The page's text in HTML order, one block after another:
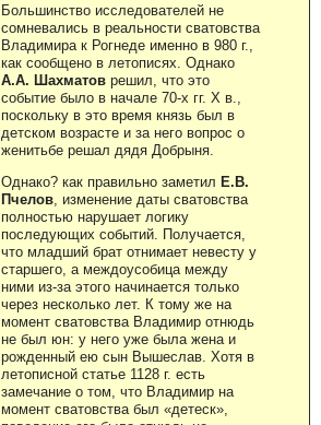
Большинство исследователей не
сомневались в реальности сватовства
Владимира к Рогнеде именно в 980 г.,
как сообщено в летописях. Однако
А.А. Шахматов решил, что это
событие было в начале 70-х гг. Х в.,
поскольку в это время князь был в
детском возрасте и за него вопрос о
женитьбе решал дядя Добрыня.
Однако? как правильно заметил Е.В.
Пчелов , изменение даты сватовства
полностью нарушает логику
последующих событий. Получается,
что младший брат отнимает невесту у
старшего, а междоусобица между
ними из-за этого начинается только
через несколько лет. К тому же на
момент сватовства Владимир отнюдь
не был юн: у него уже была жена и
рожденный ею сын Вышеслав. Хотя в
летописной статье 1128 г. есть
замечание о том, что Владимир на
момент сватовства был «детеск»,